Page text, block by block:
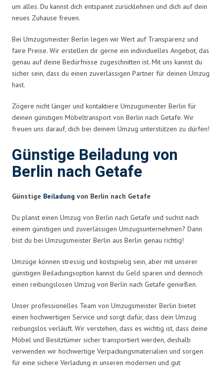
um alles. Du kannst dich entspannt zurücklehnen und dich auf dein
neues Zuhause freuen.
Bei Umzugsmeister Berlin legen wir Wert auf Transparenz und
faire Preise. Wir erstellen dir gerne ein individuelles Angebot, das
genau auf deine Bedürfnisse zugeschnitten ist. Mit uns kannst du
sicher sein, dass du einen zuverlässigen Partner für deinen Umzug
hast.
Zögere nicht länger und kontaktiere Umzugsmeister Berlin für
deinen günstigen Möbeltransport von Berlin nach Getafe. Wir
freuen uns darauf, dich bei deinem Umzug unterstützen zu dürfen!
Günstige Beiladung von
Berlin nach Getafe
Günstige Beiladung von Berlin nach Getafe
Du planst einen Umzug von Berlin nach Getafe und suchst nach
einem günstigen und zuverlässigen Umzugsunternehmen? Dann
bist du bei Umzugsmeister Berlin aus Berlin genau richtig!
Umzüge können stressig und kostspielig sein, aber mit unserer
günstigen Beiladungsoption kannst du Geld sparen und dennoch
einen reibungslosen Umzug von Berlin nach Getafe genießen.
Unser professionelles Team von Umzugsmeister Berlin bietet
einen hochwertigen Service und sorgt dafür, dass dein Umzug
reibungslos verläuft. Wir verstehen, dass es wichtig ist, dass deine
Möbel und Besitztümer sicher transportiert werden, deshalb
verwenden wir hochwertige Verpackungsmaterialien und sorgen
für eine sichere Verladung in unseren modernen und gut